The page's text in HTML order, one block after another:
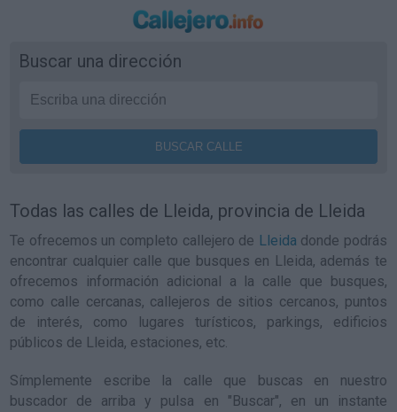
Buscar una dirección
Todas las calles de Lleida, provincia de Lleida
Te ofrecemos un completo callejero de Lleida donde podrás
encontrar cualquier calle que busques en Lleida, además te
ofrecemos información adicional a la calle que busques,
como calle cercanas, callejeros de sitios cercanos, puntos
de interés, como lugares turísticos, parkings, edificios
públicos de Lleida, estaciones, etc.
Símplemente escribe la calle que buscas en nuestro
buscador de arriba y pulsa en "Buscar", en un instante